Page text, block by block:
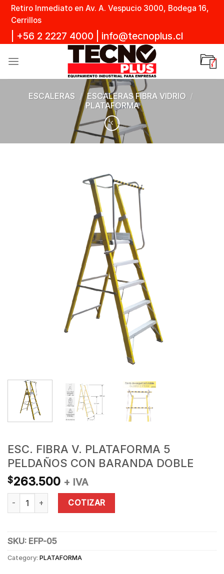
Skip
content
Retiro Inmediato en Av. A. Vespucio 3000, Bodega 16,
Cerrillos
+56 2 2227 4000 info@tecnoplus.cl
ESCALERAS / ESCALERAS FIBRA VIDRIO /
PLATAFORMA
ESC. FIBRA V. PLATAFORMA 5
PELDAÑOS CON BARANDA DOBLE
$263.500 + IVA
ESC. FIBRA V. PLATAFORMA 5 PELDAÑOS CON BARANDA
COTIZAR
SKU: EFP-05
Category: PLATAFORMA